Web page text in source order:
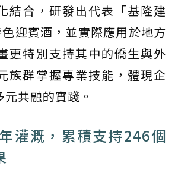
結合，研發出代表「基隆建
迎賓酒，並實際應用於地方
更特別支持其中的僑生與外
族群掌握專業技能，體現企
共融的實踐。
灌溉，累積支持246個